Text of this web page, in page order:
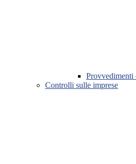
Provvedimenti
Controlli sulle imprese